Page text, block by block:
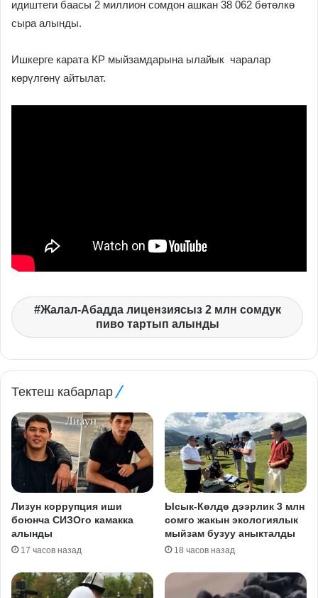
идиштеги баасы 2 миллион сомдон ашкан 38 062 бөтөлкө
сыра алынды.
Ишкерге карата КР мыйзамдарына ылайык чаралар
көрүлгөнү айтылат.
Жалал-Абадда лицензиясыз 2 млн сомдук
пиво тартып алынды
Тектеш кабарлар
Лизун коррупция иши
боюнча СИЗОго камакка
алынды
17 часов назад
Ысык-Көлдө дээрлик 3 млн
сомго жакын экологиялык
мыйзам бузуу аныкталды
18 часов назад